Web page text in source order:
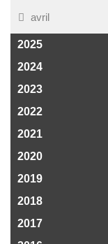
avril
2025
2024
2023
2022
2021
2020
2019
2018
2017